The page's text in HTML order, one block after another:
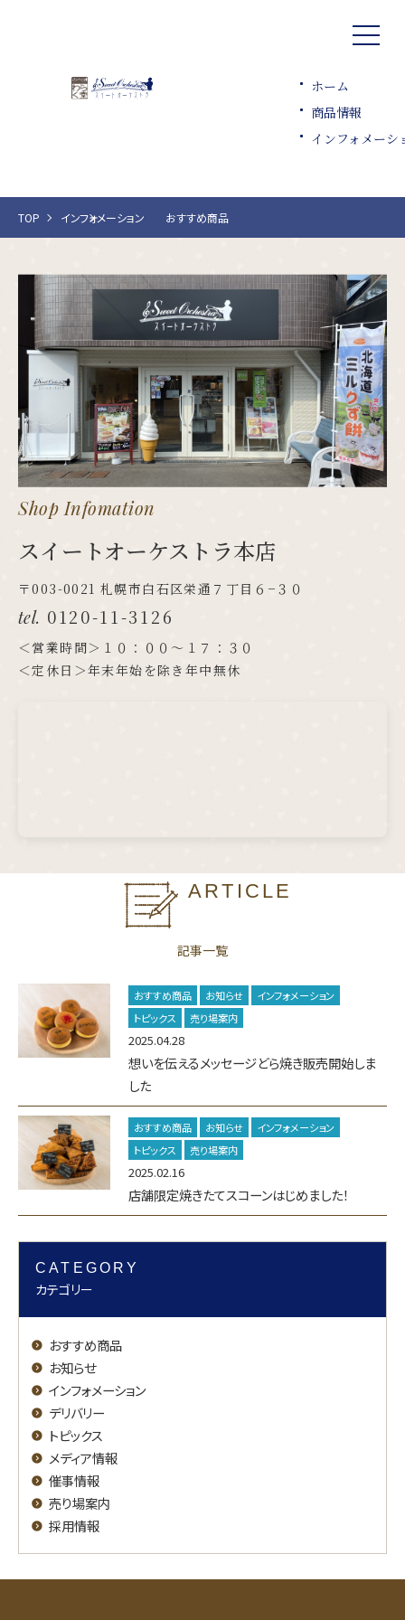
ホーム
商品情報
インフォメーシ
TOP インフォメーション おすすめ商品
Shop Infomation
スイートオーケストラ本店
〒003-0021 札幌市白石区栄通７丁目６−３０
tel. 0120-11-3126
＜営業時間＞１０：００〜１７：３０
＜定休日＞年末年始を除き年中無休
ARTICLE
記事一覧
おすすめ商品 お知らせ
インフォメーション
トピックス
売り場案内
2025.04.28
想いを伝えるメッセージどら焼き販売開始しま
した
おすすめ商品 お知らせ
インフォメーション
トピックス
売り場案内
2025.02.16
店舗限定焼きたてスコーンはじめました！
CATEGORY
カテゴリー
おすすめ商品
お知らせ
インフォメーション
デリバリー
トピックス
メディア情報
催事情報
売り場案内
採用情報